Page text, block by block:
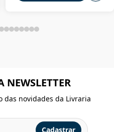
NEWSLETTER
das novidades da Livraria
Cadastrar